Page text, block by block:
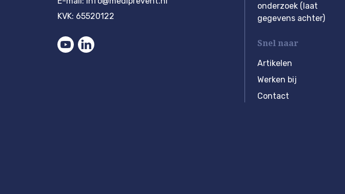
KVK: 65520122
onderzoek (laat
gegevens achter)
Snel naar
Artikelen
Werken bij
Contact